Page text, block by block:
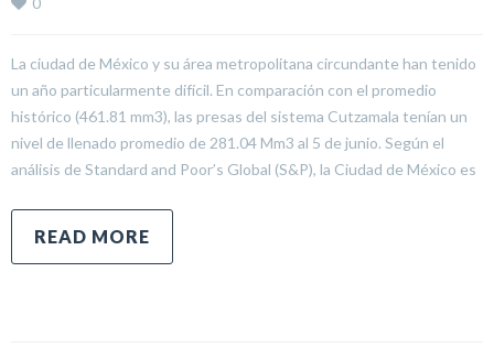
La ciudad de México y su área metropolitana circundante han tenido
un año particularmente difícil. En comparación con el promedio
histórico (461.81 mm3), las presas del sistema Cutzamala tenían un
nivel de llenado promedio de 281.04 Mm3 al 5 de junio. Según el
análisis de Standard and Poor’s Global (S&P), la Ciudad de México es
READ MORE